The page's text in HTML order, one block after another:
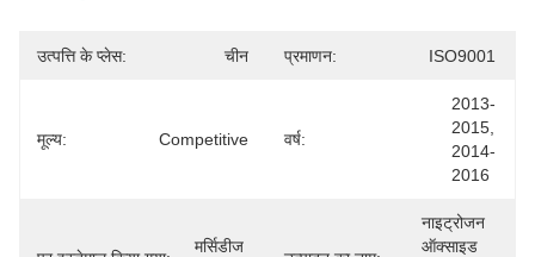
उत्पत्ति के प्लेस: चीन प्रमाणन: ISO9001
मूल्य: Competitive वर्ष:
2013-
2015,
2014-
2016
मर्सिडीज
नाइट्रोजन
ऑक्साइड